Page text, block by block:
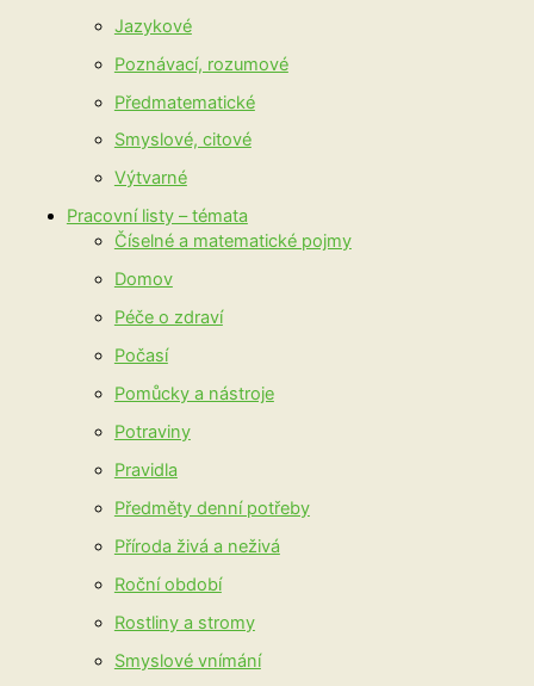
Jazykové
Poznávací, rozumové
Předmatematické
Smyslové, citové
Výtvarné
Pracovní listy – témata
Číselné a matematické pojmy
Domov
Péče o zdraví
Počasí
Pomůcky a nástroje
Potraviny
Pravidla
Předměty denní potřeby
Příroda živá a neživá
Roční období
Rostliny a stromy
Smyslové vnímání